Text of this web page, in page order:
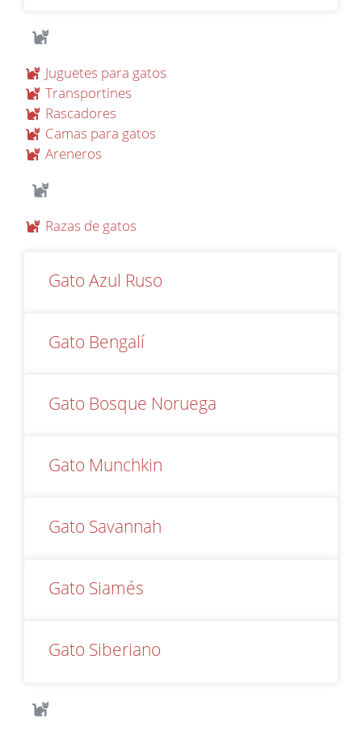
Juguetes para gatos
Transportines
Rascadores
Camas para gatos
Areneros
Razas de gatos
Gato Azul Ruso
Gato Bengalí
Gato Bosque Noruega
Gato Munchkin
Gato Savannah
Gato Siamés
Gato Siberiano